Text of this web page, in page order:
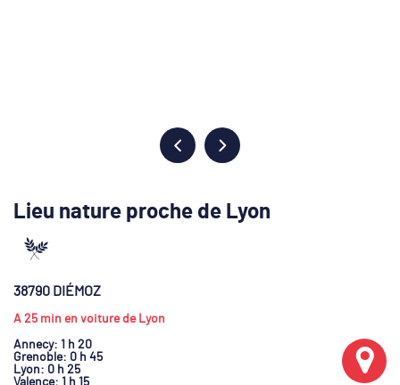
Lieu nature proche de Lyon
38790 DIÉMOZ
A 25 min en voiture de Lyon
Annecy: 1 h 20
Grenoble: 0 h 45
Lyon: 0 h 25